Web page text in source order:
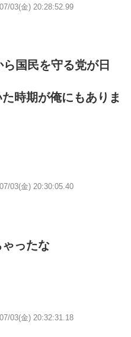
03(金) 20:28:52.99
国民を守る党が日
時期が俺にもありま
03(金) 20:30:05.40
ったな
03(金) 20:32:31.18